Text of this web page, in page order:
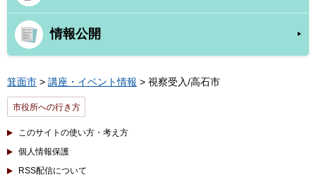
情報公開
箕面市 > 講座・イベント情報 > 視察受入/高石市
市役所への行き方
このサイトの使い方・考え方
個人情報保護
RSS配信について